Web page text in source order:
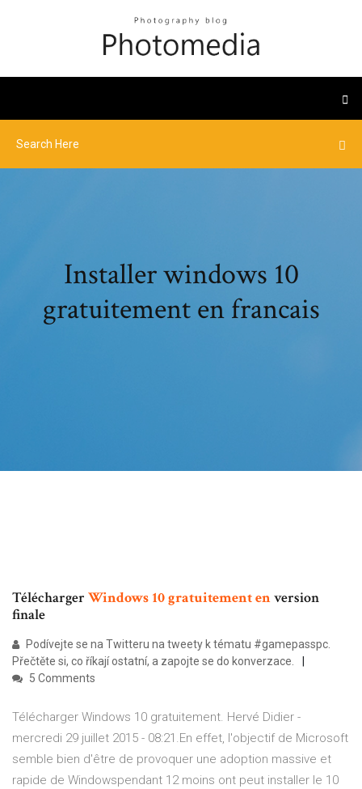
Installer windows 10
gratuitement en francais
Télécharger Windows10gratuitementenversion
finale
Podívejte se na Twitteru na tweety k tématu #gamepasspc.
Přečtěte si, co říkají ostatní, a zapojte se do konverzace.
5 Comments
Télécharger Windows 10 gratuitement. Hervé Didier -
mercredi 29 juillet 2015 - 08:21.En effet, l'objectif de Microsoft
semble bien d'être de provoquer une adoption massive et
rapide de Windowspendant 12 moins ont peut installer le 10